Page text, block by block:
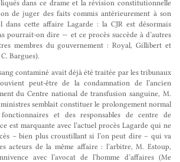
dans ce drame et la révision constitutionnelle
de juger des faits commis antérieurement à son
dans cette affaire Lagarde : la CJR est désormais
pourrait-on dire — et ce procès succède à d’autres
membres du gouvernement : Royal, Gillibert et
Bargues).
contaminé avait déjà été traitée par les tribunaux
peut-être de la condamnation de l’ancien
du Centre national de transfusion sanguine, M.
semblait constituer le prolongement normal
et des responsables de centre de
est marquante avec l’actuel procès Lagarde qui ne
– bien plus croustillant si l’on peut dire – qui va
acteurs de la même affaire : l’arbitre, M. Estoup,
avec l’avocat de l’homme d’affaires (Me